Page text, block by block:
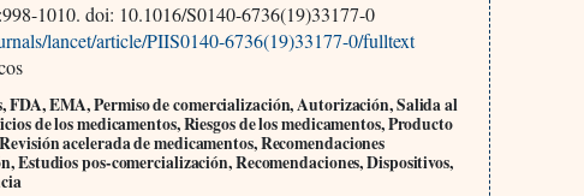
1010. doi: 10.1016/S0140-6736(19)33177-0
lancet/article/PIIS0140-6736(19)33177-0/fulltext
FDA, EMA, Permiso de comercialización, Autorización, Salida al
de los medicamentos, Riesgos de los medicamentos, Producto
acelerada de medicamentos, Recomendaciones
Estudios pos-comercialización, Recomendaciones, Dispositivos,